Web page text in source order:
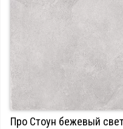
Про Стоун бежевый